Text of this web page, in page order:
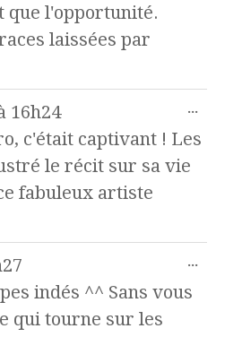
l'opportunité.
laissées par
16h24
c'était captivant ! Les
le récit sur sa vie
fabuleux artiste
...
indés ^^ Sans vous
qui tourne sur les
...